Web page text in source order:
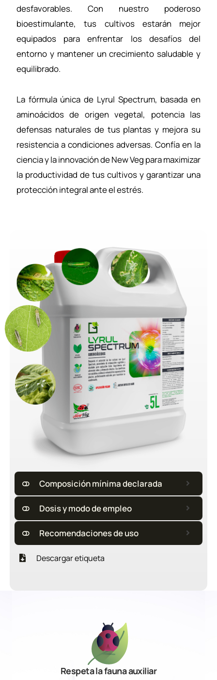
desfavorables. Con nuestro poderoso
bioestimulante, tus cultivos estarán mejor
equipados para enfrentar los desafíos del
entorno y mantener un crecimiento saludable y
equilibrado.
La fórmula única de Lyrul Spectrum, basada en
aminoácidos de origen vegetal, potencia las
defensas naturales de tus plantas y mejora su
resistencia a condiciones adversas. Confía en la
ciencia y la innovación de New Veg para maximizar
la productividad de tus cultivos y garantizar una
protección integral ante el estrés.
Composición mínima declarada
Dosis y modo de empleo
Recomendaciones de uso
Descargar etiqueta
Respeta la fauna auxiliar